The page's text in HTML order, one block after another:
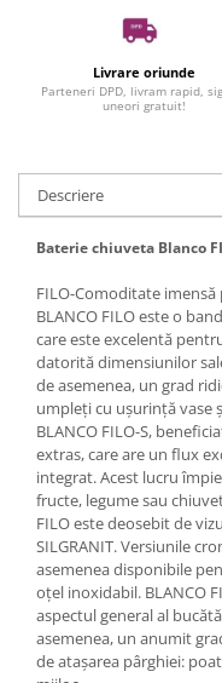
Livrare oriunde
Parteneri DPD, livram rapid,
uneori gratuit!
Descriere
Baterie chiuveta Blanco
FILO-Comoditate
BLANCO FILO este o
care este excelentă
datorită dimensiunilor
de asemenea, un grad
umpleți cu ușurință vase
BLANCO FILO-S,
extras, care are un flux
integrat. Acest lucru
fructe, legume sau
FILO este deosebit de
SILGRANIT. Versiunile
asemenea disponibile
oțel inoxidabil. BLANCO
aspectul general al
asemenea, un anumit
de atașarea pârghiei: